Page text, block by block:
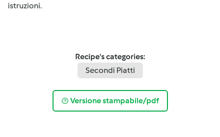
istruzioni.
Recipe's categories:
Secondi Piatti
Versione stampabile/pdf